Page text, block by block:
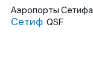
Аэропорты Сетифа
Сетиф QSF